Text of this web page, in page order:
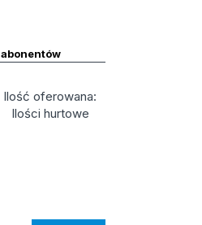
abonentów
Ilość oferowana:
Ilości hurtowe